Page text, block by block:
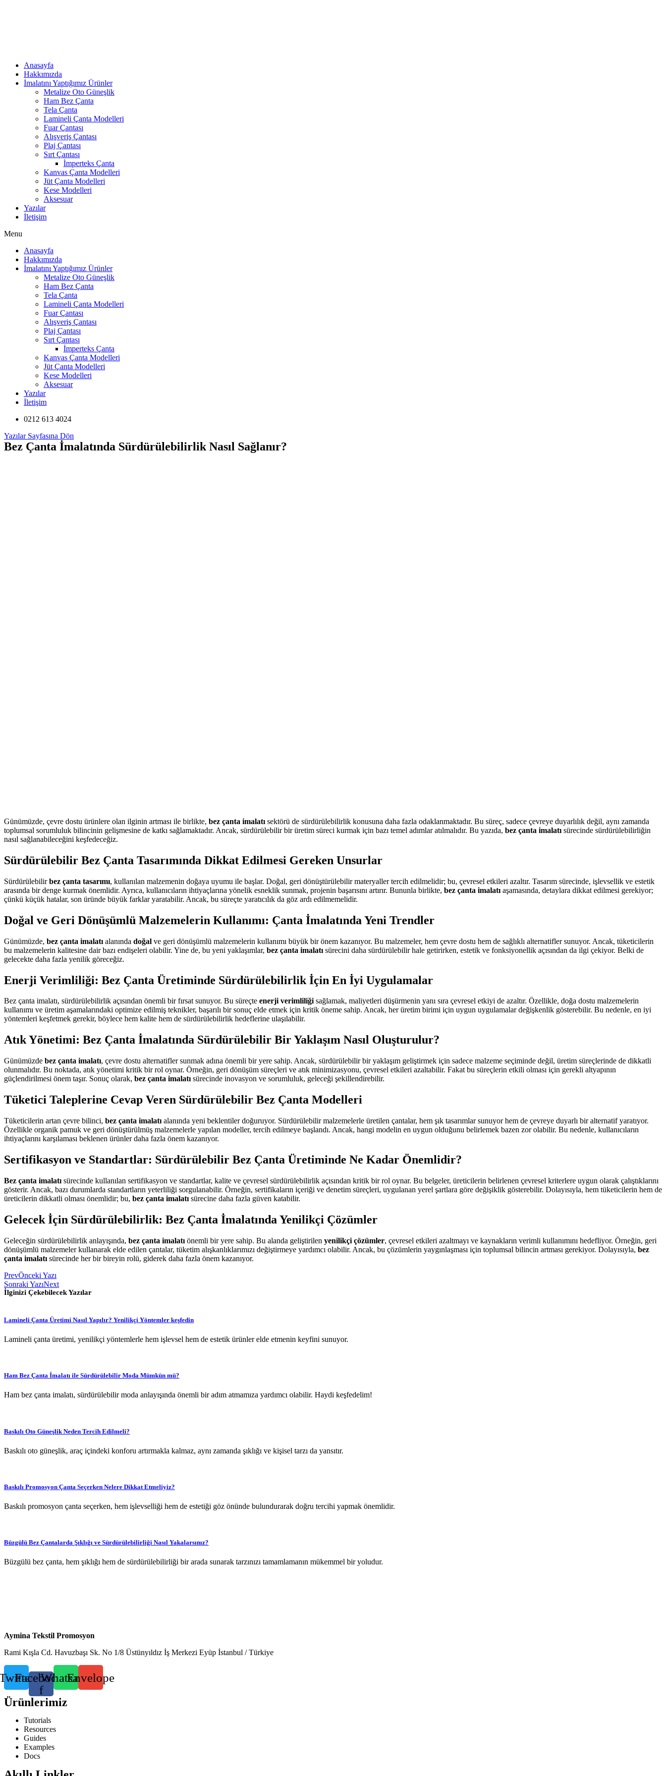
Anasayfa
Hakkımızda
İmalatını Yaptığımız Ürünler
Metalize Oto Güneşlik
Ham Bez Çanta
Tela Çanta
Lamineli Çanta Modelleri
Fuar Çantası
Alışveriş Çantası
Plaj Çantası
Sırt Çantası
İmperteks Çanta
Kanvas Çanta Modelleri
Jüt Çanta Modelleri
Kese Modelleri
Aksesuar
Yazılar
İletişim
Menu
Anasayfa
Hakkımızda
İmalatını Yaptığımız Ürünler
Metalize Oto Güneşlik
Ham Bez Çanta
Tela Çanta
Lamineli Çanta Modelleri
Fuar Çantası
Alışveriş Çantası
Plaj Çantası
Sırt Çantası
İmperteks Çanta
Kanvas Çanta Modelleri
Jüt Çanta Modelleri
Kese Modelleri
Aksesuar
Yazılar
İletişim
0212 613 4024
Yazılar Sayfasına Dön
Bez Çanta İmalatında Sürdürülebilirlik Nasıl Sağlanır?
Günümüzde, çevre dostu ürünlere olan ilginin artması ile birlikte, bez çanta imalatı sektörü de sürdürülebilirlik konusuna daha fazla odaklanmaktadır. Bu süreç, sadece çevreye duyarlılık değil, aynı zamanda
toplumsal sorumluluk bilincinin gelişmesine de katkı sağlamaktadır. Ancak, sürdürülebilir bir üretim süreci kurmak için bazı temel adımlar atılmalıdır. Bu yazıda, bez çanta imalatı sürecinde sürdürülebilirliğin
nasıl sağlanabileceğini keşfedeceğiz.
Sürdürülebilir Bez Çanta Tasarımında Dikkat Edilmesi Gereken Unsurlar
Sürdürülebilirbez çanta tasarımı, kullanılan malzemenin doğaya uyumu ile başlar. Doğal, geri dönüştürülebilir materyaller tercih edilmelidir; bu, çevresel etkileri azaltır. Tasarım sürecinde, işlevsellik ve estetik
arasında bir denge kurmak önemlidir. Ayrıca, kullanıcıların ihtiyaçlarına yönelik esneklik sunmak, projenin başarısını artırır. Bununla birlikte, bez çanta imalatı aşamasında, detaylara dikkat edilmesi gerekiyor;
çünkü küçük hatalar, son üründe büyük farklar yaratabilir. Ancak, bu süreçte yaratıcılık da göz ardı edilmemelidir.
Doğal ve Geri Dönüşümlü Malzemelerin Kullanımı: Çanta İmalatında Yeni Trendler
Günümüzde, bez çanta imalatı alanında doğal ve geri dönüşümlü malzemelerin kullanımı büyük bir önem kazanıyor. Bu malzemeler, hem çevre dostu hem de sağlıklı alternatifler sunuyor. Ancak, tüketicilerin
bu malzemelerin kalitesine dair bazı endişeleri olabilir. Yine de, bu yeni yaklaşımlar, bez çanta imalatı sürecini daha sürdürülebilir hale getirirken, estetik ve fonksiyonellik açısından da ilgi çekiyor. Belki de
gelecekte daha fazla yenilik göreceğiz.
Enerji Verimliliği: Bez Çanta Üretiminde Sürdürülebilirlik İçin En İyi Uygulamalar
Bez çanta imalatı, sürdürülebilirlik açısından önemli bir fırsat sunuyor. Bu süreçte enerji verimliliğisağlamak, maliyetleri düşürmenin yanı sıra çevresel etkiyi de azaltır. Özellikle, doğa dostu malzemelerin
kullanımı ve üretim aşamalarındaki optimize edilmiş teknikler, başarılı bir sonuç elde etmek için kritik öneme sahip. Ancak, her üretim birimi için uygun uygulamalar değişkenlik gösterebilir. Bu nedenle, en iyi
yöntemleri keşfetmek gerekir, böylece hem kalite hem de sürdürülebilirlik hedeflerine ulaşılabilir.
Atık Yönetimi: Bez Çanta İmalatında Sürdürülebilir Bir Yaklaşım Nasıl Oluşturulur?
Günümüzde bez çanta imalatı, çevre dostu alternatifler sunmak adına önemli bir yere sahip. Ancak, sürdürülebilir bir yaklaşım geliştirmek için sadece malzeme seçiminde değil, üretim süreçlerinde de dikkatli
olunmalıdır. Bu noktada, atık yönetimi kritik bir rol oynar. Örneğin, geri dönüşüm süreçleri ve atık minimizasyonu, çevresel etkileri azaltabilir. Fakat bu süreçlerin etkili olması için gerekli altyapının
güçlendirilmesi önem taşır. Sonuç olarak, bez çanta imalatı sürecinde inovasyon ve sorumluluk, geleceği şekillendirebilir.
Tüketici Taleplerine Cevap Veren Sürdürülebilir Bez Çanta Modelleri
Tüketicilerin artan çevre bilinci, bez çanta imalatı alanında yeni beklentiler doğuruyor. Sürdürülebilir malzemelerle üretilen çantalar, hem şık tasarımlar sunuyor hem de çevreye duyarlı bir alternatif yaratıyor.
Özellikle organik pamuk ve geri dönüştürülmüş malzemelerle yapılan modeller, tercih edilmeye başlandı. Ancak, hangi modelin en uygun olduğunu belirlemek bazen zor olabilir. Bu nedenle, kullanıcıların
ihtiyaçlarını karşılaması beklenen ürünler daha fazla önem kazanıyor.
Sertifikasyon ve Standartlar: Sürdürülebilir Bez Çanta Üretiminde Ne Kadar Önemlidir?
Bez çanta imalatı sürecinde kullanılan sertifikasyon ve standartlar, kalite ve çevresel sürdürülebilirlik açısından kritik bir rol oynar. Bu belgeler, üreticilerin belirlenen çevresel kriterlere uygun olarak çalıştıklarını
gösterir. Ancak, bazı durumlarda standartların yeterliliği sorgulanabilir. Örneğin, sertifikaların içeriği ve denetim süreçleri, uygulanan yerel şartlara göre değişiklik gösterebilir. Dolayısıyla, hem tüketicilerin hem de
üreticilerin dikkatli olması önemlidir; bu, bez çanta imalatı sürecine daha fazla güven katabilir.
Gelecek İçin Sürdürülebilirlik: Bez Çanta İmalatında Yenilikçi Çözümler
Geleceğin sürdürülebilirlik anlayışında, bez çanta imalatı önemli bir yere sahip. Bu alanda geliştirilen yenilikçi çözümler, çevresel etkileri azaltmayı ve kaynakların verimli kullanımını hedefliyor. Örneğin, geri
dönüşümlü malzemeler kullanarak elde edilen çantalar, tüketim alışkanlıklarımızı değiştirmeye yardımcı olabilir. Ancak, bu çözümlerin yaygınlaşması için toplumsal bilincin artması gerekiyor. Dolayısıyla, bez
çanta imalatı sürecinde her bir bireyin rolü, giderek daha fazla önem kazanıyor.
PrevÖnceki Yazı
Sonraki YazıNext
İlginizi Çekebilecek Yazılar
Lamineli Çanta Üretimi Nasıl Yapılır? Yenilikçi Yöntemler keşfedin
Lamineli çanta üretimi, yenilikçi yöntemlerle hem işlevsel hem de estetik ürünler elde etmenin keyfini sunuyor.
Ham Bez Çanta İmalatı ile Sürdürülebilir Moda Mümkün mü?
Ham bez çanta imalatı, sürdürülebilir moda anlayışında önemli bir adım atmamıza yardımcı olabilir. Haydi keşfedelim!
Baskılı Oto Güneşlik Neden Tercih Edilmeli?
Baskılı oto güneşlik, araç içindeki konforu artırmakla kalmaz, aynı zamanda şıklığı ve kişisel tarzı da yansıtır.
Baskılı Promosyon Çanta Seçerken Nelere Dikkat Etmeliyiz?
Baskılı promosyon çanta seçerken, hem işlevselliği hem de estetiği göz önünde bulundurarak doğru tercihi yapmak önemlidir.
Büzgülü Bez Çantalarda Şıklığı ve Sürdürülebilirliği Nasıl Yakalarsınız?
Büzgülü bez çanta, hem şıklığı hem de sürdürülebilirliği bir arada sunarak tarzınızı tamamlamanın mükemmel bir yoludur.
Aymina Tekstil Promosyon
Rami Kışla Cd. Havuzbaşı Sk. No 1/8 Üstünyıldız İş Merkezi Eyüp İstanbul / Türkiye
Facebook-
f
WhatsappEnvelope
Ürünlerimiz
Tutorials
Resources
Guides
Examples
Docs